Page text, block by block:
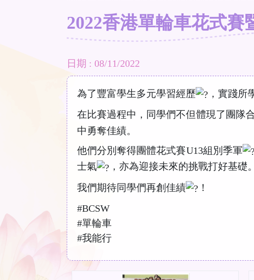
2022香港單輪車花式賽
日期 : 08/11/2022
為了豐富學生多元學習經歷 ，實踐所
在比賽過程中，同學們不但體現了團隊
中勇奪佳績。
他們分別奪得團體花式賽U13組別季軍
士氣
，亦為迎接未來的挑戰打好基礎。
我們期待同學們再創佳績
！
#BCSW
#單輪車
#我能行